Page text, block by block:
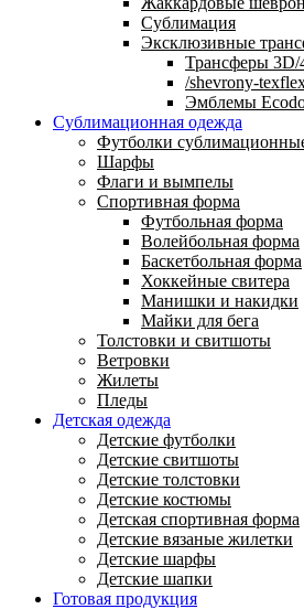
Сублимация
Эксклюзивные
Трансферы
/shevrony-
Эмблемы
Сублимационная одежда
Футболки
Шарфы
Флаги и вымпелы
Спортивная форма
Футбольная форма
Волейбольная форма
Баскетбольная форма
Хоккейные свитера
Манишки и накидки
Майки для бега
Толстовки и свитшоты
Ветровки
Жилеты
Пледы
Детская одежда
Детские футболки
Детские свитшоты
Детские толстовки
Детские костюмы
Детская спортивная форма
Детские вязаные жилетки
Детские шарфы
Детские шапки
Готовая продукция